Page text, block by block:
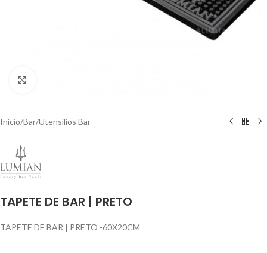
Início/Bar/Utensílios Bar
TAPETE DE BAR | PRETO
TAPETE DE BAR | PRETO -60X20CM